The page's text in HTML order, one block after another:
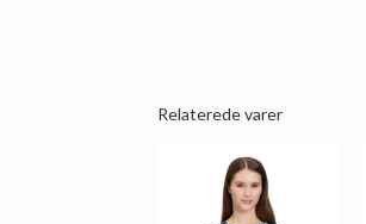
Relaterede varer